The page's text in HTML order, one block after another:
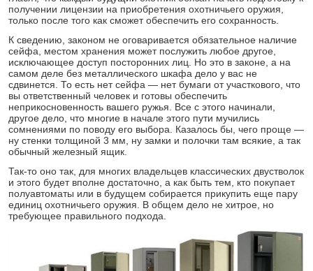
получении лицензии на приобретения охотничьего оружия,
только после того как сможет обеспечить его сохранность.
К сведению, законом не оговаривается обязательное наличие
сейфа, местом хранения может послужить любое другое,
исключающее доступ посторонних лиц. Но это в законе, а на
самом деле без металлического шкафа дело у вас не
сдвинется. То есть нет сейфа — нет бумаги от участкового, что
вы ответственный человек и готовы обеспечить
неприкосновенность вашего ружья. Все с этого начинали,
другое дело, что многие в начале этого пути мучились
сомнениями по поводу его выбора. Казалось бы, чего проще —
ну стенки толщиной 3 мм, ну замки и полочки там всякие, а так
обычный железный ящик.
Так-то оно так, для многих владельцев классических двустволок
и этого будет вполне достаточно, а как быть тем, кто покупает
полуавтоматы или в будущем собирается прикупить еще пару
единиц охотничьего оружия. В общем дело не хитрое, но
требующее правильного подхода.